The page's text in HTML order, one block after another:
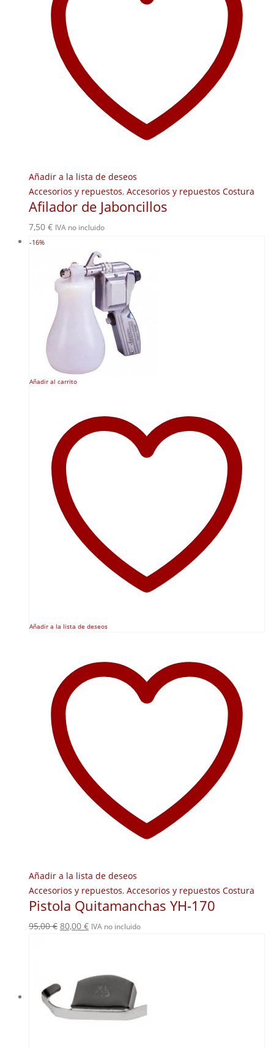
Añadir a la lista de deseos
Accesorios y repuestos, Accesorios y repuestos Costura
Afilador de Jaboncillos
7,50 € IVA no incluido
-16%
Añadir al carrito
Añadir a la lista de deseos
Añadir a la lista de deseos
Accesorios y repuestos, Accesorios y repuestos Costura
Pistola Quitamanchas YH-170
95,00€ El
95,00 €.
80,00 €El
80,00 €.
IVA no incluido